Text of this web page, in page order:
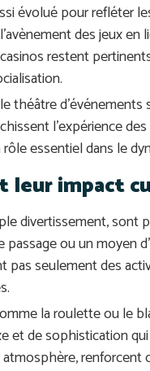
évolué pour refléter
des jeux
restent
théâtre
l’expérience
essentiel dans le
leur impact
divertissement,
ou un moyen
seulement des
la roulette ou le
et de sophistication